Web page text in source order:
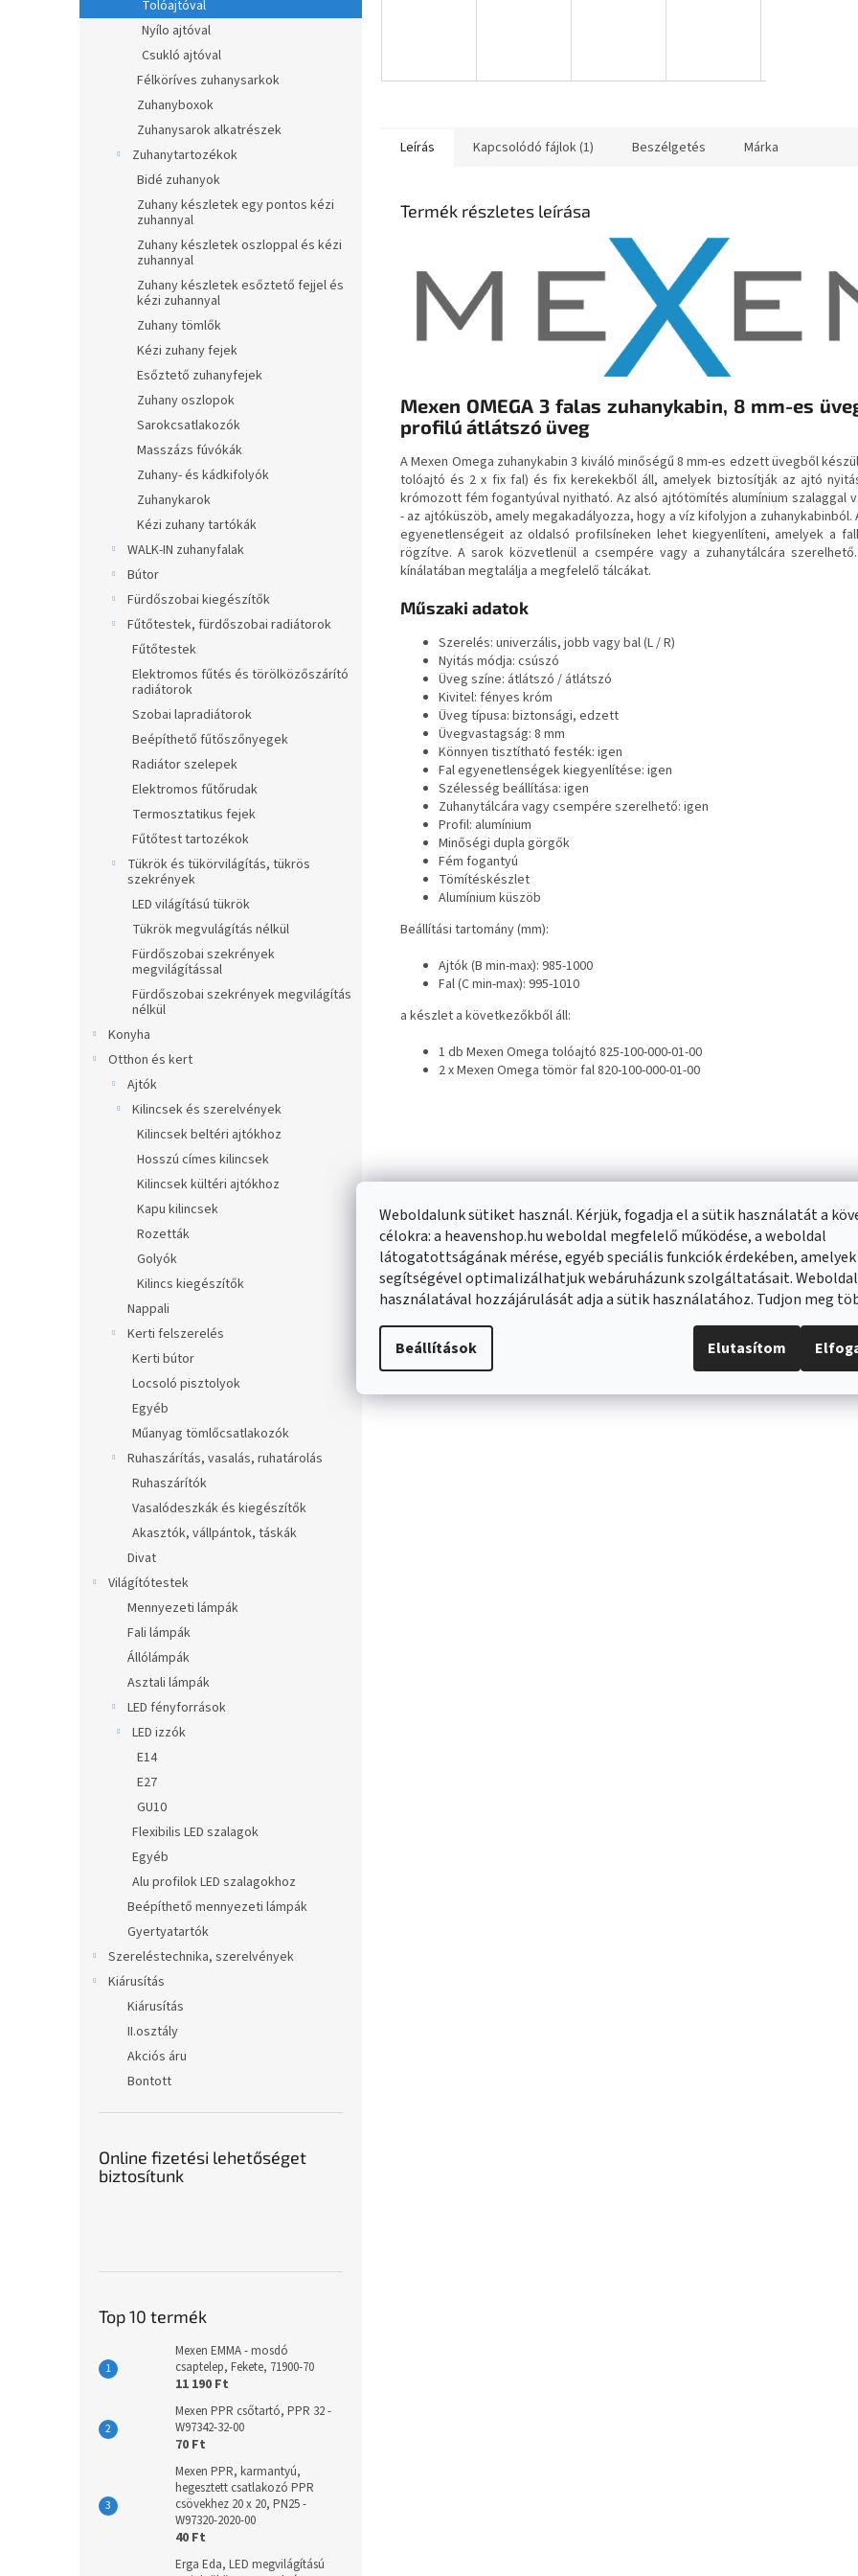
Weboldalunk sütiket használ. Kérjük, fogadja el a sütik használatát a
célokra: a heavenshop.hu weboldal megfelelő működése, a weboldal
látogatottságának mérése, egyéb speciális funkciók érdekében, amelyek
segítségével optimalizálhatjuk webáruházunk szolgáltatásait.
használatával hozzájárulását adja a sütik használatához. Tudjon meg
Beállítások Elutasítom
Tolóajtóval
Nyílo ajtóval
Csukló ajtóval
Félköríves zuhanysarkok
Zuhanyboxok
Zuhanysarok alkatrészek
Zuhanytartozékok
Bidé zuhanyok
Zuhany készletek egy pontos kézi
zuhannyal
Zuhany készletek oszloppal és kézi
zuhannyal
Zuhany készletek esőztető fejjel és
kézi zuhannyal
Zuhany tömlők
Kézi zuhany fejek
Esőztető zuhanyfejek
Zuhany oszlopok
Sarokcsatlakozók
Masszázs fúvókák
Zuhany- és kádkifolyók
Zuhanykarok
Kézi zuhany tartókák
WALK-IN zuhanyfalak
Bútor
Fürdőszobai kiegészítők
Fűtőtestek, fürdőszobai radiátorok
Fűtőtestek
Elektromos fűtés és törölközőszárító
radiátorok
Szobai lapradiátorok
Beépíthető fűtőszőnyegek
Radiátor szelepek
Elektromos fűtőrudak
Termosztatikus fejek
Fűtőtest tartozékok
Tükrök és tükörvilágítás, tükrös
szekrények
LED világítású tükrök
Tükrök megvulágítás nélkül
Fürdőszobai szekrények
megvilágítással
Fürdőszobai szekrények megvilágítás
nélkül
Konyha
Otthon és kert
Ajtók
Kilincsek és szerelvények
Kilincsek beltéri ajtókhoz
Hosszú címes kilincsek
Kilincsek kültéri ajtókhoz
Kapu kilincsek
Rozetták
Golyók
Kilincs kiegészítők
Nappali
Kerti felszerelés
Kerti bútor
Locsoló pisztolyok
Egyéb
Műanyag tömlőcsatlakozók
Ruhaszárítás, vasalás, ruhatárolás
Ruhaszárítók
Vasalódeszkák és kiegészítők
Akasztók, vállpántok, táskák
Divat
Világítótestek
Mennyezeti lámpák
Fali lámpák
Állólámpák
Asztali lámpák
LED fényforrások
LED izzók
E14
E27
GU10
Flexibilis LED szalagok
Egyéb
Alu profilok LED szalagokhoz
Beépíthető mennyezeti lámpák
Gyertyatartók
Szereléstechnika, szerelvények
Kiárusítás
Kiárusítás
II.osztály
Akciós áru
Bontott
Online fizetési lehetőséget
biztosítunk
Top 10 termék
Mexen EMMA - mosdó
csaptelep, Fekete, 71900-70
11 190 Ft
Mexen PPR csőtartó, PPR 32 -
W97342-32-00
70 Ft
Mexen PPR, karmantyú,
hegesztett csatlakozó PPR
csövekhez 20 x 20, PN25 -
W97320-2020-00
40 Ft
Erga Eda, LED megvilágítású
Leírás Kapcsolódó fájlok (1) Beszélgetés Márka
Termék részletes leírása
Mexen OMEGA 3 falas zuhanykabin, 8 mm-es
profilú átlátszó üveg
A Mexen Omega zuhanykabin 3 kiváló minőségű 8 mm-es edzett üvegből
tolóajtó és 2 x fix fal) és fix kerekekből áll, amelyek biztosítják az ajtó
krómozott fém fogantyúval nyitható. Az alsó ajtótömítés alumínium szalaggal
- az ajtóküszöb, amely megakadályozza, hogy a víz kifolyjon a zuhanykabinból.
egyenetlenségeit az oldalsó profilsíneken lehet kiegyenlíteni, amelyek a
rögzítve. A sarok közvetlenül a csempére vagy a zuhanytálcára szerelhető.
kínálatában megtalálja a megfelelő tálcákat.
Műszaki adatok
Szerelés: univerzális, jobb vagy bal (L / R)
Nyitás módja: csúszó
Üveg színe: átlátszó / átlátszó
Kivitel: fényes króm
Üveg típusa: biztonsági, edzett
Üvegvastagság: 8 mm
Könnyen tisztítható festék: igen
Fal egyenetlenségek kiegyenlítése: igen
Szélesség beállítása: igen
Zuhanytálcára vagy csempére szerelhető: igen
Profil: alumínium
Minőségi dupla görgők
Fém fogantyú
Tömítéskészlet
Alumínium küszöb
Beállítási tartomány (mm):
Ajtók (B min-max): 985-1000
Fal (C min-max): 995-1010
a készlet a következőkből áll:
1 db Mexen Omega tolóajtó 825-100-000-01-00
2 x Mexen Omega tömör fal 820-100-000-01-00
Mexen Omega zuhanykabinok műszaki adatlapja: